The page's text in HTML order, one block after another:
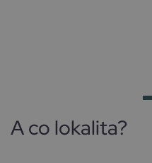
A co lokalita?